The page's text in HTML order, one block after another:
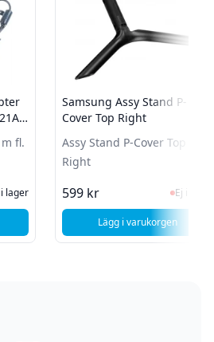
-
fl.
lager, besök produktsidan för
i lager
Strömadapter för Sony m fl. 19,5V - 8,21A -
Samsung Assy Stand P-
Cover Top Right
Assy Stand P-Cover Top
Right
599 kr Ej i
Ej i lager
Lägg i varukorgen
, Samsung Assy